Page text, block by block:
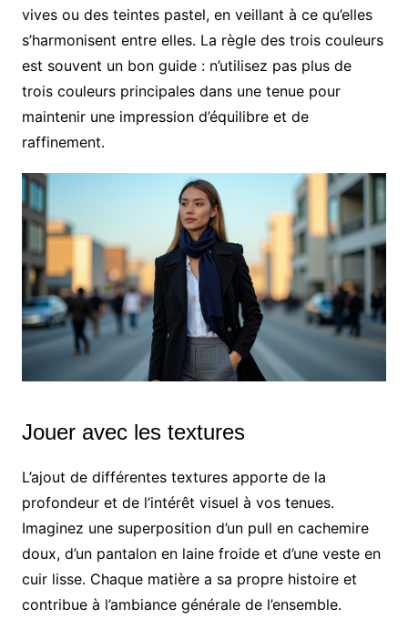
vives ou des teintes pastel, en veillant à ce qu’elles
s’harmonisent entre elles. La règle des trois couleurs
est souvent un bon guide : n’utilisez pas plus de
trois couleurs principales dans une tenue pour
maintenir une impression d’équilibre et de
raffinement.
Jouer avec les textures
L’ajout de différentes textures apporte de la
profondeur et de l’intérêt visuel à vos tenues.
Imaginez une superposition d’un pull en cachemire
doux, d’un pantalon en laine froide et d’une veste en
cuir lisse. Chaque matière a sa propre histoire et
contribue à l’ambiance générale de l’ensemble.